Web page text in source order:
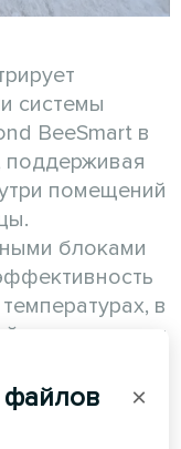
системы
BeeSmart в
поддерживая
помещений
блоками
в
гармонирует
частного
решение
файлов
×